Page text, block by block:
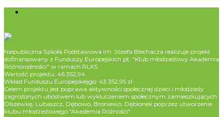
Niepubliczna Szkoła Podstawowa im. Józefa Blechacza realizuje projekt
dofinansowany z Funduszy Europejskich pt. "Klub młodzieżowy Akademia
Różnorodności" w ramach RLKS
Wartość projektu: 46 352,94
Wkład Funduszu Europejskiejgo: 43 352,95 zł
Celem projektu jest poprawa aktywności społecznej dzieci i młodzieży
zagrożonych ubóstwem lub wykluczeniem społecznym zamieszkujących
Olszewkę, Lubaszcz, Dębowo, Broniewo, Dębionek poprzez utworzenie
klubu młodzieżowego "Akademia Różności".